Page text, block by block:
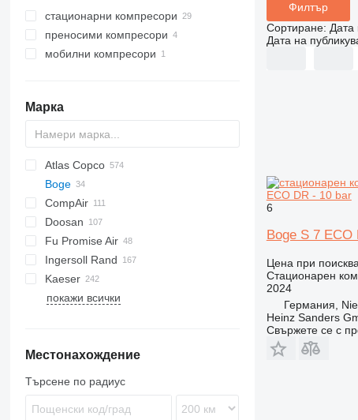
стационарни компресори
преносими компресори
мобилни компресори
Марка
PDS
Atlas Copco
DrillAir
E-Air
GA
LF
LT
QAX
XAHS
XAVS
XRVS
ZT
XAS
PDP
PA
Boge
C-series
M-series
CPS
CompAir
C-series
DLT
DS
H-series
SC
F2L912
Doosan
B-series
G-series
Fu Promise Air
Citymaster
MC
Ingersoll Rand
G-series
P-series
VHP
Kaeser
AS
SK
D-series
M-series
MIC
MAK
MDVN
W-series
38K
260
900
покажи всички
Местонахождение
Търсене по радиус
Филтър
Сортиране: Дата
Дата на
ECO DR - 10 bar
6
Boge S 7 ECO
Цена при
Стационарен
2024
Германия,
Heinz Sanders
Свържете се с